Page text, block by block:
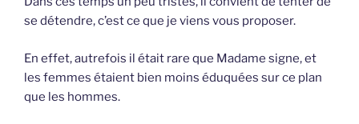
se détendre, c’est ce que je viens vous proposer.
En effet, autrefois il était rare que Madame signe, et
les femmes étaient bien moins éduquées sur ce plan
que les hommes.